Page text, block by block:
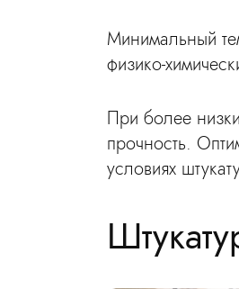
Минимальный
физико-
При более
прочность.
условиях